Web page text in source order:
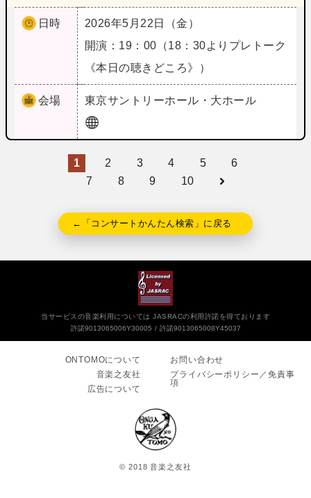
日時
2026年5月22日（金）
開演：19：00（18：30よりプレトーク
《本日の聴きどころ》）
会場 東京サントリーホール・大ホール
1 2 3 4 5
6
7
8 9 10
←「コンサートかんたん検索」に戻る
当サービスの音楽利用については JASRACの利用許諾を得ております
許諾9013065006Y30005
許諾9013065008Y45037
ONTOMOについて
音楽之友社
広告について
お問い合わせ
プライバシーポリシー／免責事
項
© 2018 音楽之友社